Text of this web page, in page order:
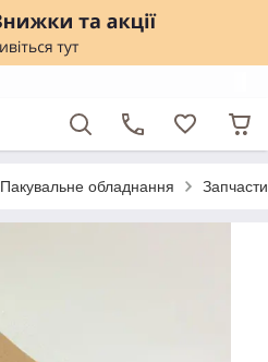
Пакувальне обладнання